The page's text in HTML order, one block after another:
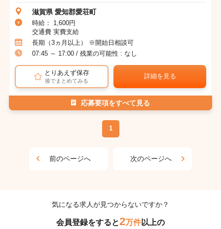
滋賀県 愛知郡愛荘町
時給： 1,600円
交通費 実費支給
長期（3ヵ月以上） ※開始日相談可
07:45 ～ 17:00 / 残業の可能性 : なし
とりあえず保存
後でまとめてみる
詳細を見る
応募要項をすべて見る
1
前のページへ 次のページへ
気になる求人が見つからないですか？
会員登録をすると2万件以上の